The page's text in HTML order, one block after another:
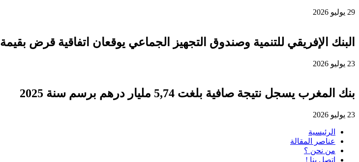
29 يوليو 2026
البنك الإفريقي للتنمية وصندوق التجهيز الجماعي يوقعان اتفاقية قرض بقيمة 150 مليون يورو لدعم التنمية الترابية
23 يوليو 2026
بنك المغرب يسجل نتيجة صافية بلغت 5,74 مليار درهم برسم سنة 2025
23 يوليو 2026
الرئيسية
عناصر المقالة
من نحن ؟
اتصل بنا !